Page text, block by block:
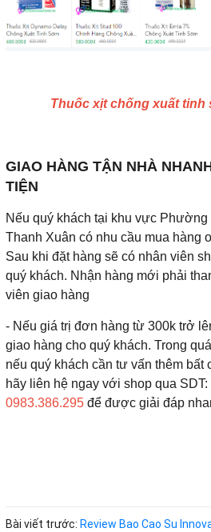
Thuốc xịt chống xuất tinh
GIAO HÀNG TẬN NHÀ
TIỆN
Nếu quý khách tại khu vực
Thanh Xuân có nhu cầu mua hàng
Sau khi đặt hàng sẽ có nhân viên
quý khách. Nhận hàng mới phải
viên giao hàng
- Nếu giá trị đơn hàng từ 300k trở
giao hàng cho quý khách. Trong
nếu quý khách cần tư vấn thêm bất
hãy liên hệ ngay với shop qua SDT:
0983.386.295 để được giải đáp
Bài viết trước: Review Bao Cao Su